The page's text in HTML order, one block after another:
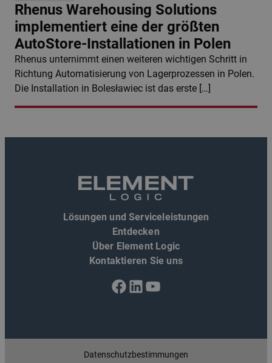
Rhenus Warehousing Solutions
implementiert eine der größten
AutoStore-Installationen in Polen
Rhenus unternimmt einen weiteren wichtigen Schritt in
Richtung Automatisierung von Lagerprozessen in Polen.
Die Installation in Bolesławiec ist das erste […]
Lösungen und Serviceleistungen
Entdecken
Über Element Logic
Kontaktieren Sie uns
Facebook
LinkedIn
YouTube
Datenschutzbestimmungen